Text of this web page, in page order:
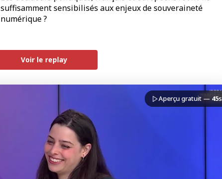
suffisamment sensibilisés aux enjeux de souveraineté
numérique ?
Voir le replay
Aperçu gratuit — 45s